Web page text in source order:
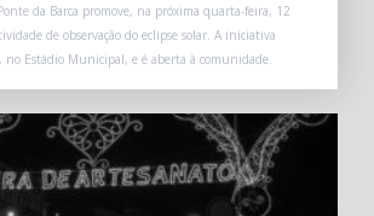
da Barca promove, na próxima quarta-feira, 12
de observação do eclipse solar. A iniciativa
no Estádio Municipal, e é aberta à comunidade.